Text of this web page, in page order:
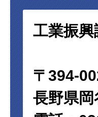
工業振興
〒394-
長野県